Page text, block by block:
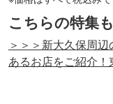
こちらの特集
＞＞＞新大久保周
あるお店をご紹介